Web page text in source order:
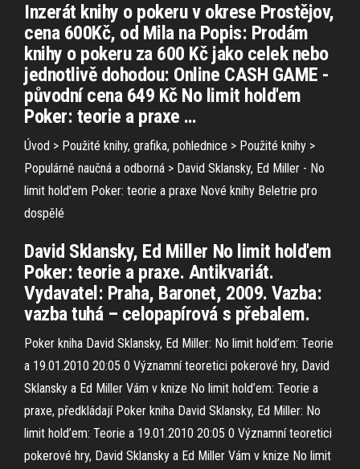
Inzerát knihy o pokeru v okrese Prostějov,
cena 600Kč, od Mila na Popis: Prodám
knihy o pokeru za 600 Kč jako celek nebo
jednotlivě dohodou: Online CASH GAME -
původní cena 649 Kč No limit hold'em
Poker: teorie a praxe …
Úvod > Použité knihy, grafika, pohlednice > Použité knihy >
Populárně naučná a odborná > David Sklansky, Ed Miller - No
limit hold'em Poker: teorie a praxe Nové knihy Beletrie pro
dospělé
David Sklansky, Ed Miller No limit hold'em
Poker: teorie a praxe. Antikvariát.
Vydavatel: Praha, Baronet, 2009. Vazba:
vazba tuhá – celopapírová s přebalem.
Poker kniha David Sklansky, Ed Miller: No limit hold’em: Teorie
a 19.01.2010 20:05 0 Významní teoretici pokerové hry, David
Sklansky a Ed Miller Vám v knize No limit hold’em: Teorie a
praxe, předkládají Poker kniha David Sklansky, Ed Miller: No
limit hold’em: Teorie a 19.01.2010 20:05 0 Významní teoretici
pokerové hry, David Sklansky a Ed Miller Vám v knize No limit